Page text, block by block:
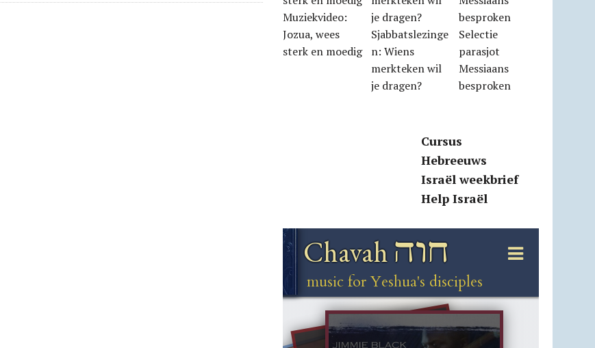
Muziekvideo:
Jozua, wees
sterk en moedig
Sjabbatslezinge
n: Wiens
merkteken wil
je dragen?
Selectie
parasjot
Messiaans
besproken
Cursus
Hebreeuws
Israël weekbrief
Help Israël